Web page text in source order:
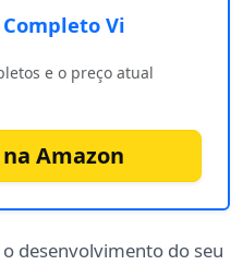
Vi
e o preço atual
Amazon
desenvolvimento do seu